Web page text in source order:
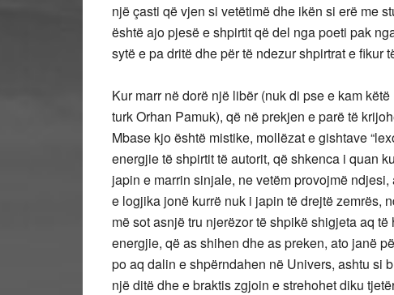
një çasti që vjen si vetëtimë dhe ikën si erë me
është ajo pjesë e shpirtit që del nga poeti pak
sytë e pa dritë dhe për të ndezur shpirtrat e fikur
Kur marr në dorë një libër (nuk di pse e kam
turk Orhan Pamuk), që në prekjen e parë të
Mbase kjo është mistike, mollëzat e gishtave
energjie të shpirtit të autorit, që shkenca i quan
japin e marrin sinjale, ne vetëm provojmë
e logjika jonë kurrë nuk i japin të drejtë zemrës,
më sot asnjë tru njerëzor të shpikë shigjeta aq
energjie, që as shihen dhe as preken, ato janë
po aq dalin e shpërndahen në Univers, ashtu si
një ditë dhe e braktis zgjoin e strehohet diku